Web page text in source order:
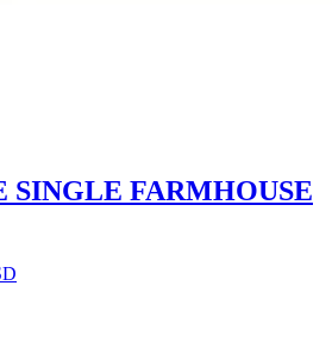
SINGLE FARMHOUSE